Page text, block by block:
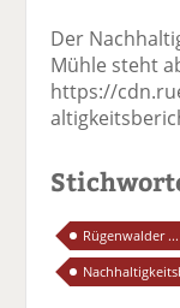
Der
Mühle steht
https://
Rügenwalder ...